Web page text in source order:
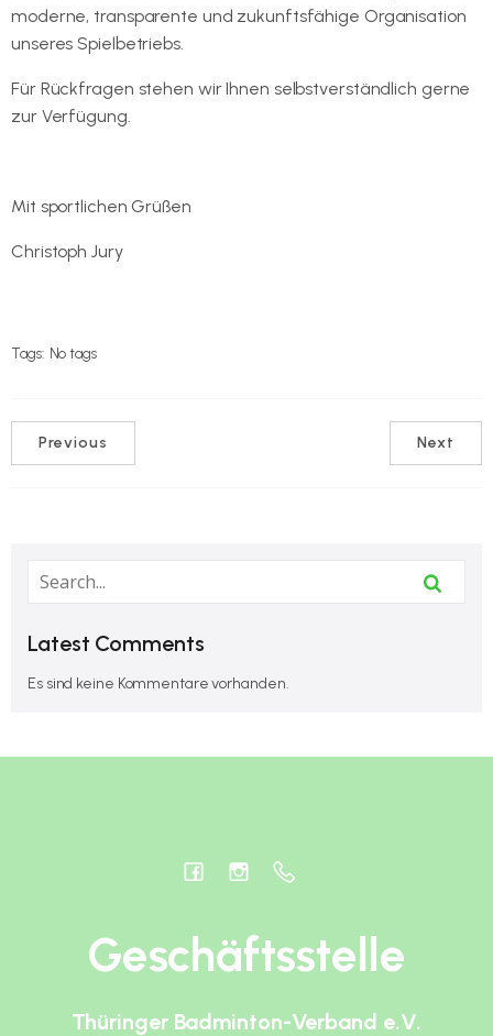
moderne, transparente und zukunftsfähige Organisation
unseres Spielbetriebs.
Für Rückfragen stehen wir Ihnen selbstverständlich gerne
zur Verfügung.
Mit sportlichen Grüßen
Christoph Jury
Tags: No tags
Previous Next
Latest Comments
Es sind keine Kommentare vorhanden.
Geschäftsstelle
Thüringer Badminton-Verband e.V.